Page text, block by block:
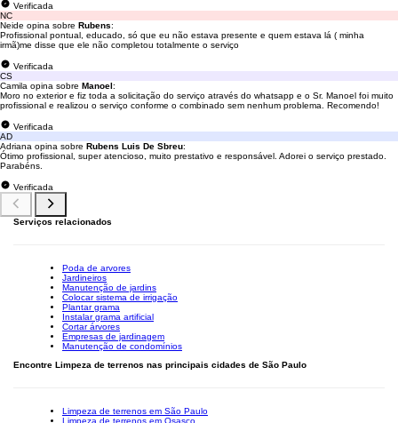
Verificada
NC
Neide opina sobre Rubens:
Profissional pontual, educado, só que eu não estava presente e quem estava lá ( minha
irmã)me disse que ele não completou totalmente o serviço
Verificada
CS
Camila opina sobre Manoel:
Moro no exterior e fiz toda a solicitação do serviço através do whatsapp e o Sr. Manoel foi muito
profissional e realizou o serviço conforme o combinado sem nenhum problema. Recomendo!
Verificada
AD
Adriana opina sobre Rubens Luis De Sbreu:
Ótimo profissional, super atencioso, muito prestativo e responsável. Adorei o serviço prestado.
Parabéns.
Verificada
Serviços relacionados
Poda de arvores
Jardineiros
Manutenção de jardins
Colocar sistema de irrigação
Plantar grama
Instalar grama artificial
Cortar árvores
Empresas de jardinagem
Manutenção de condomínios
Encontre Limpeza de terrenos nas principais cidades de São Paulo
Limpeza de terrenos em São Paulo
Limpeza de terrenos em Osasco